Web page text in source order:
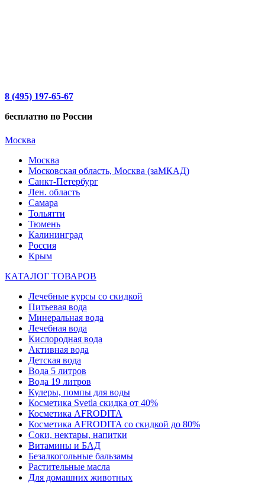
8 (495) 197-65-67
бесплатно по России
Москва
Москва
Московская область, Москва (заМКАД)
Санкт-Петербург
Лен. область
Самара
Тольятти
Тюмень
Калининград
Россия
Крым
КАТАЛОГ ТОВАРОВ
Лечебные курсы со скидкой
Питьевая вода
Минеральная вода
Лечебная вода
Кислородная вода
Активная вода
Детская вода
Вода 5 литров
Вода 19 литров
Кулеры, помпы для воды
Косметика Svetla скидка от 40%
Косметика AFRODITA
Косметика AFRODITA со скидкой до 80%
Соки, нектары, напитки
Витамины и БАД
Безалкогольные бальзамы
Растительные масла
Для домашних животных